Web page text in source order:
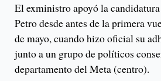
El exministro apoyó la
Petro desde antes de la primera
de mayo, cuando hizo oficial su
junto a un grupo de políticos
departamento del Meta (centro).